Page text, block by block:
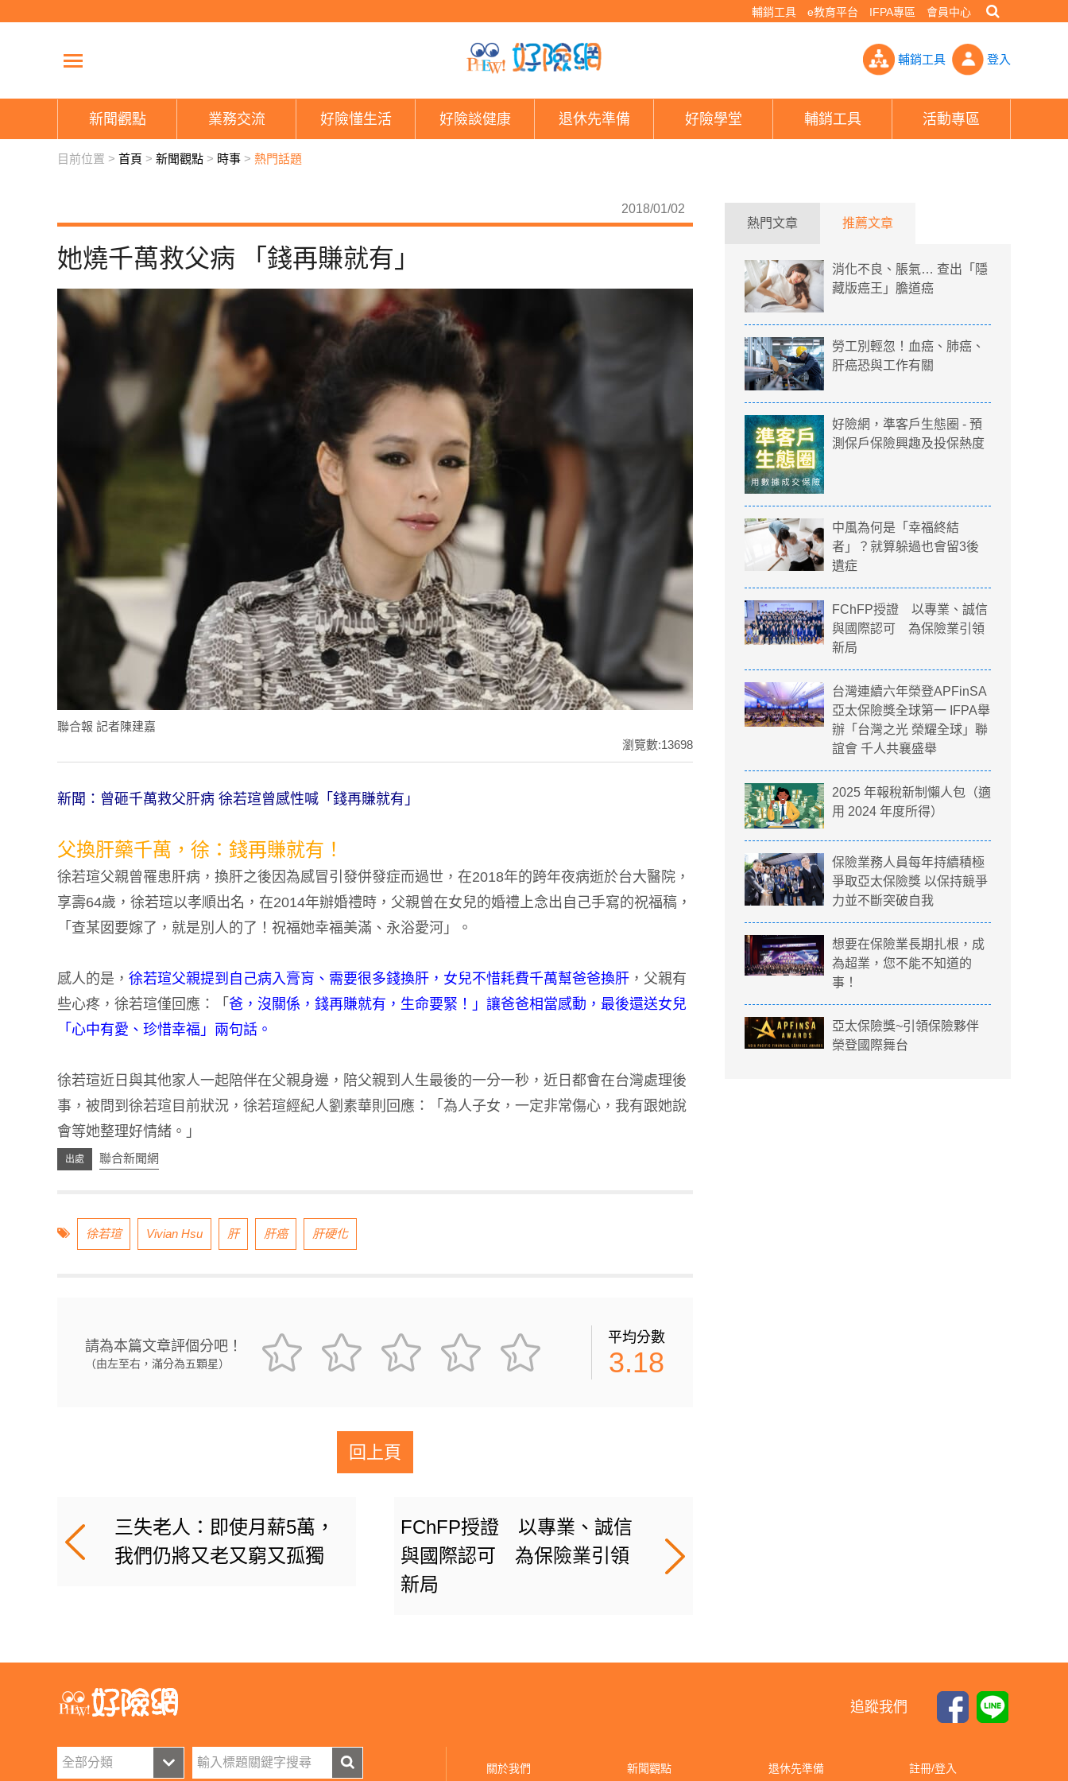
輔銷工具 e教育平台 IFPA專區 會員中心
輔銷工具 登入
新聞觀點 業務交流 好險懂生活 好險談健康 退休先準備 好險學堂 輔銷工具 活動專區
目前位置 > 首頁 > 新聞觀點 > 時事 > 熱門話題
2018/01/02
她燒千萬救父病 「錢再賺就有」
聯合報 記者陳建嘉
瀏覽數:13698
新聞：曾砸千萬救父肝病 徐若瑄曾感性喊「錢再賺就有」
父換肝藥千萬，徐：錢再賺就有！
徐若瑄父親曾罹患肝病，換肝之後因為感冒引發併發症而過世，在2018年的跨年夜病逝於台大醫院，
享壽64歲，徐若瑄以孝順出名，在2014年辦婚禮時，父親曾在女兒的婚禮上念出自己手寫的祝福稿，
「查某囡要嫁了，就是別人的了！祝福她幸福美滿、永浴愛河」。
感人的是， 徐若瑄父親提到自己病入膏肓、需要很多錢換肝，女兒不惜耗費千萬幫爸爸換肝 ，父親有
些心疼，徐若瑄僅回應：「 爸，沒關係，錢再賺就有，生命要緊！」讓爸爸相當感動，最後還送女兒
「心中有愛、珍惜幸福」兩句話。
徐若瑄近日與其他家人一起陪伴在父親身邊，陪父親到人生最後的一分一秒，近日都會在台灣處理後
事，被問到徐若瑄目前狀況，徐若瑄經紀人劉素華則回應：「為人子女，一定非常傷心，我有跟她說
會等她整理好情緒。」
聯合新聞網
徐若瑄 Vivian Hsu 肝 肝癌 肝硬化
請為本篇文章評個分吧！
（由左至右，滿分為五顆星）
平均分數
3.18
回上頁
三失老人：即使月薪5萬，
我們仍將又老又窮又孤獨
FChFP授證 以專業、誠信
與國際認可 為保險業引領
新局
熱門文章 推薦文章
消化不良、脹氣… 查出「隱
藏版癌王」膽道癌
勞工別輕忽！血癌、肺癌、
肝癌恐與工作有關
好險網，準客戶生態圈 - 預
測保戶保險興趣及投保熱度
中風為何是「幸福終結
者」？就算躲過也會留3後
遺症
FChFP授證 以專業、誠信
與國際認可 為保險業引領
新局
台灣連續六年榮登APFinSA
亞太保險獎全球第一 IFPA舉
辦「台灣之光 榮耀全球」聯
誼會 千人共襄盛舉
2025 年報稅新制懶人包（適
用 2024 年度所得）
保險業務人員每年持續積極
爭取亞太保險獎 以保持競爭
力並不斷突破自我
想要在保險業長期扎根，成
為超業，您不能不知道的
事！
亞太保險獎~引領保險夥伴
榮登國際舞台
追蹤我們
關於我們 新聞觀點 退休先準備 註冊/登入